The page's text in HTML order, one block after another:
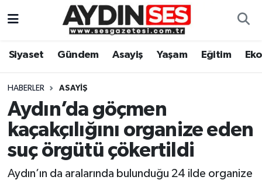
Siyaset Gündem Asayiş Yaşam Eğitim
HABERLER ASAYIŞ
Aydın’da göçmen
kaçakçılığını organize eden
suç örgütü çökertildi
Aydın’ın da aralarında bulunduğu 24 ilde organize
Gündem
Siyaset
Ekonomi
Yaşam
Aydın Hava Durumu
Aydin Namaz Vakitleri
Aydın Trafik Yoğunluk Haritası
Süper Lig Puan Durumu ve Fikstür